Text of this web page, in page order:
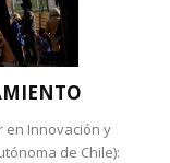
en Innovación y
de Chile):